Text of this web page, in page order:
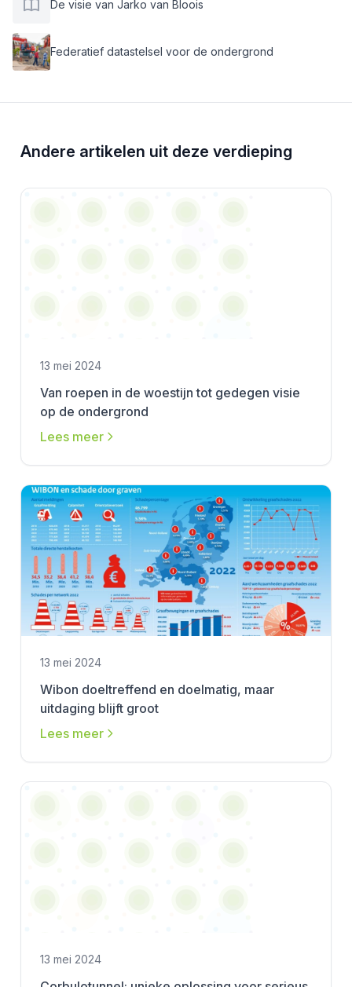
De visie van Jarko van Bloois
Federatief datastelsel voor de ondergrond
Andere artikelen uit deze verdieping
13 mei 2024
Van roepen in de woestijn tot gedegen visie
op de ondergrond
Lees meer
13 mei 2024
Wibon doeltreffend en doelmatig, maar
uitdaging blijft groot
Lees meer
13 mei 2024